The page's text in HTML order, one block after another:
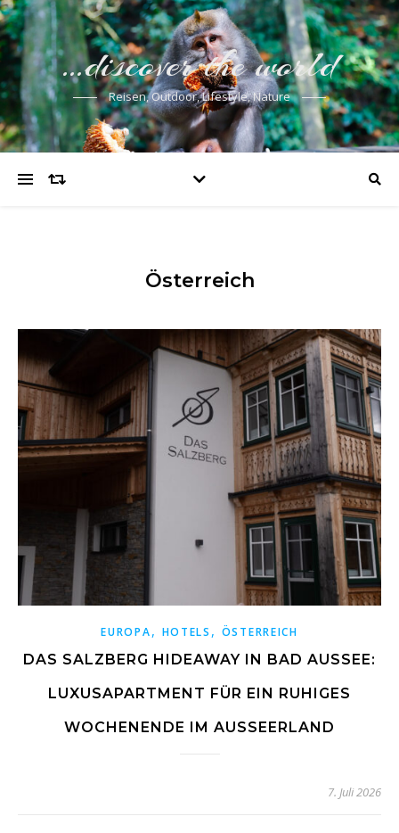
…discover the world
Reisen, Outdoor, Lifestyle, Nature
Österreich
EUROPA, HOTELS , ÖSTERREICH
DAS SALZBERG HIDEAWAY IN BAD AUSSEE:
LUXUSAPARTMENT FÜR EIN RUHIGES
WOCHENENDE IM AUSSEERLAND
7. Juli 2026